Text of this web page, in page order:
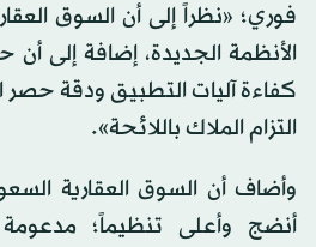
فوري؛ «نظراً إلى أن السوق
الأنظمة الجديدة، إضافة إلى
كفاءة آليات التطبيق ودقة حصر
التزام الملاك باللائحة».
وأضاف أن السوق العقارية
أنضج وأعلى تنظيماً؛ مدعومة